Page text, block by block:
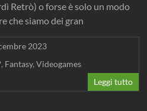
Retrò) o forse è solo un modo
che siamo dei gran
2023
, Fantasy,Videogames
Leggi tutto